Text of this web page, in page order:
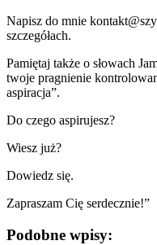
Napisz do mnie
szczegółach.
Pamiętaj także o słowach
twoje pragnienie
aspiracja”.
Do czego aspirujesz?
Wiesz już?
Dowiedz się.
Zapraszam Cię serdecznie!”
Podobne wpisy: